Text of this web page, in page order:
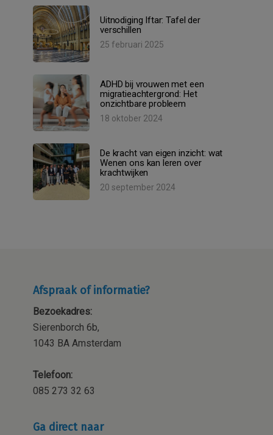
Uitnodiging Iftar: Tafel der
verschillen
25 februari 2025
ADHD bij vrouwen met een
migratieachtergrond: Het
onzichtbare probleem
18 oktober 2024
De kracht van eigen inzicht: wat
Wenen ons kan leren over
krachtwijken
20 september 2024
Afspraak of informatie?
Bezoekadres:
Sierenborch 6b,
1043 BA Amsterdam
Telefoon:
085 273 32 63
Ga direct naar